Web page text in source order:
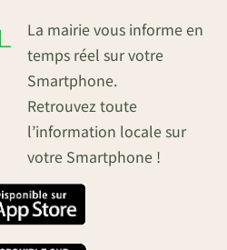
La mairie vous informe en
temps réel sur votre
Smartphone.
Retrouvez toute
l’information locale sur
votre Smartphone !